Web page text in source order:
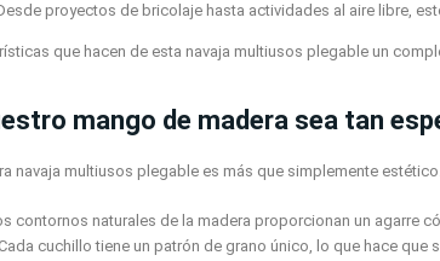
proyectos de bricolaje hasta actividades al aire libre,
que hacen de esta navaja multiusos plegable un
mango de madera sea tan
navaja multiusos plegable es más que simplemente
contornos naturales de la madera proporcionan un agarre
cuchillo tiene un patrón de grano único, lo que hace que